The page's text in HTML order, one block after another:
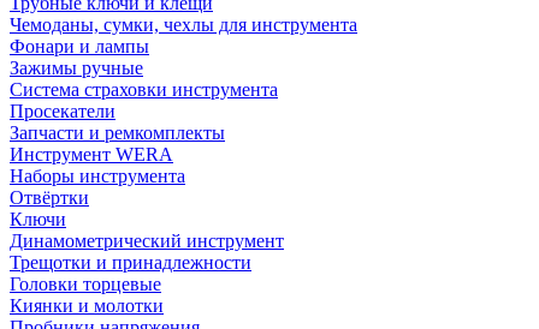
Чемоданы, сумки, чехлы для инструмента
Фонари и лампы
Зажимы ручные
Система страховки инструмента
Просекатели
Запчасти и ремкомплекты
Инструмент WERA
Наборы инструмента
Отвёртки
Ключи
Динамометрический инструмент
Трещотки и принадлежности
Головки торцевые
Киянки и молотки